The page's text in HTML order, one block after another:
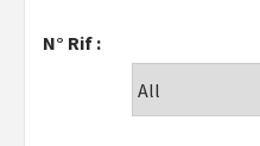
N° Rif :